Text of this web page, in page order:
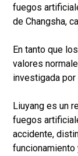
fuegos
de Changsha,
En tanto que
valores
investigada
Liuyang es un
fuegos
accidente,